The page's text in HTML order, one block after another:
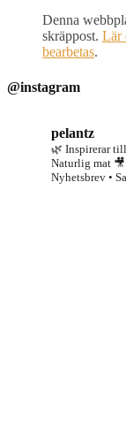
Denna
skräppost. Lär
bearbetas.
@instagram
pelantz
🌿 Inspirerar
Naturlig mat
Nyhetsbrev •